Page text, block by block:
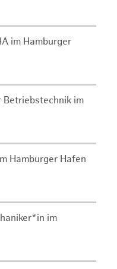
im Hamburger
im
Hamburger Hafen
im